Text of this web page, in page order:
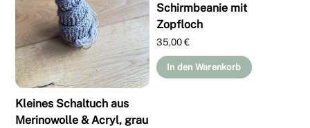
Kleines Schaltuch aus
Merinowolle & Acryl, grau
Schirmbeanie mit
Zopfloch
35,00€
In den Warenkorb